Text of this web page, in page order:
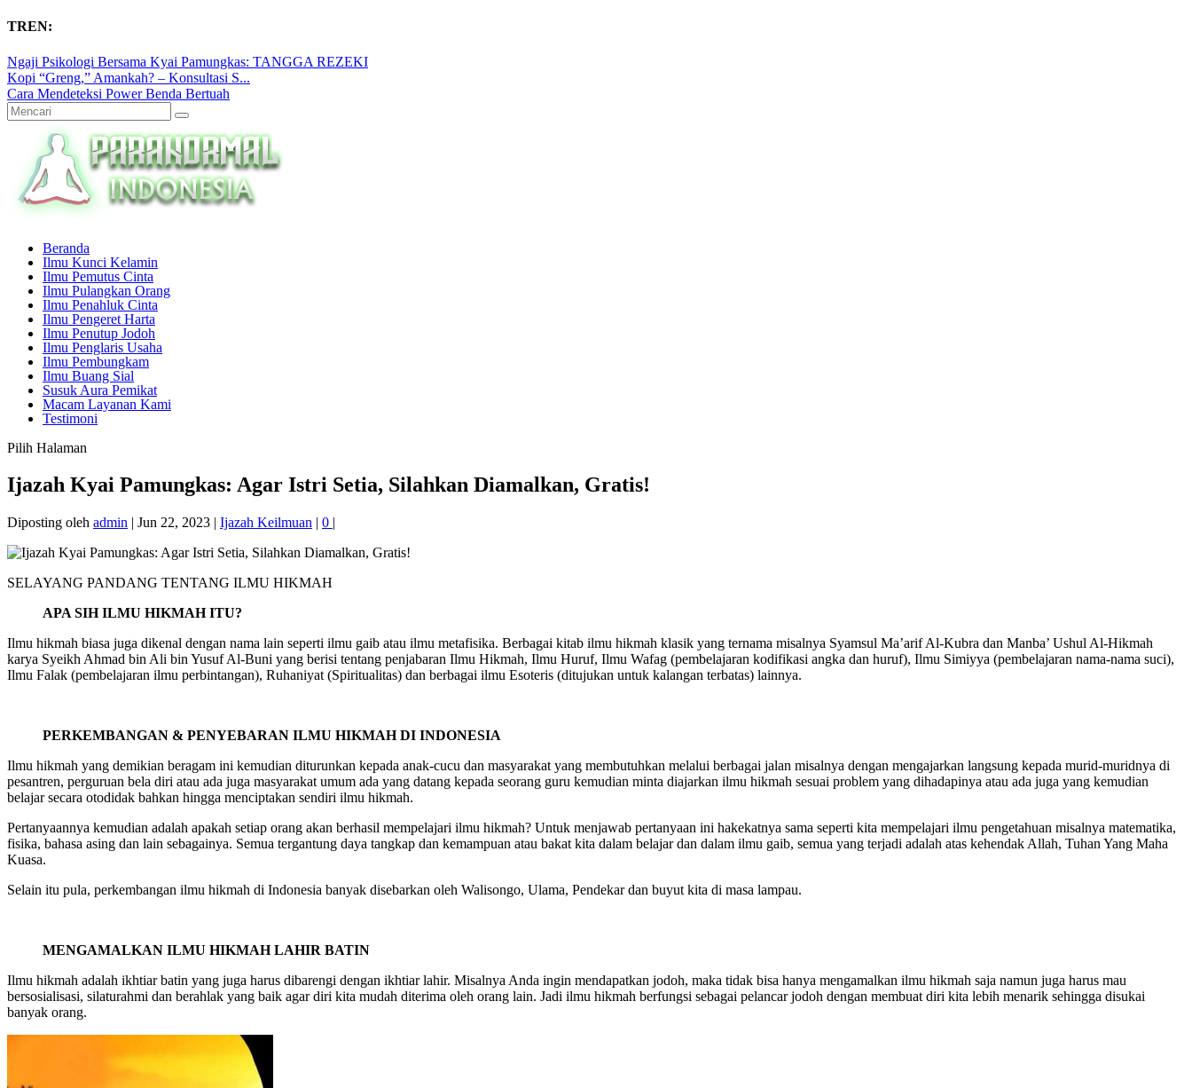
TREN:
Ngaji Psikologi Bersama Kyai Pamungkas: TANGGA REZEKI
Kopi “Greng,” Amankah? – Konsultasi S...
Cara Mendeteksi Power Benda Bertuah
Beranda
Ilmu Kunci Kelamin
Ilmu Pemutus Cinta
Ilmu Pulangkan Orang
Ilmu Penahluk Cinta
Ilmu Pengeret Harta
Ilmu Penutup Jodoh
Ilmu Penglaris Usaha
Ilmu Pembungkam
Ilmu Buang Sial
Susuk Aura Pemikat
Macam Layanan Kami
Testimoni
Pilih Halaman
Ijazah Kyai Pamungkas: Agar Istri Setia, Silahkan Diamalkan, Gratis!
Diposting oleh admin | Jun 22, 2023 | Ijazah Keilmuan | 0 |
SELAYANG PANDANG TENTANG ILMU HIKMAH
APA SIH ILMU HIKMAH ITU?
Ilmu hikmah biasa juga dikenal dengan nama lain seperti ilmu gaib atau ilmu metafisika. Berbagai kitab ilmu hikmah klasik yang ternama misalnya Syamsul Ma’arif Al-Kubra dan Manba’ Ushul Al-Hikmah
karya Syeikh Ahmad bin Ali bin Yusuf Al-Buni yang berisi tentang penjabaran Ilmu Hikmah, Ilmu Huruf, Ilmu Wafag (pembelajaran kodifikasi angka dan huruf), Ilmu Simiyya (pembelajaran nama-nama suci),
Ilmu Falak (pembelajaran ilmu perbintangan), Ruhaniyat (Spiritualitas) dan berbagai ilmu Esoteris (ditujukan untuk kalangan terbatas) lainnya.
PERKEMBANGAN & PENYEBARAN ILMU HIKMAH DI INDONESIA
Ilmu hikmah yang demikian beragam ini kemudian diturunkan kepada anak-cucu dan masyarakat yang membutuhkan melalui berbagai jalan misalnya dengan mengajarkan langsung kepada murid-muridnya di
pesantren, perguruan bela diri atau ada juga masyarakat umum ada yang datang kepada seorang guru kemudian minta diajarkan ilmu hikmah sesuai problem yang dihadapinya atau ada juga yang kemudian
belajar secara otodidak bahkan hingga menciptakan sendiri ilmu hikmah.
Pertanyaannya kemudian adalah apakah setiap orang akan berhasil mempelajari ilmu hikmah? Untuk menjawab pertanyaan ini hakekatnya sama seperti kita mempelajari ilmu pengetahuan misalnya matematika,
fisika, bahasa asing dan lain sebagainya. Semua tergantung daya tangkap dan kemampuan atau bakat kita dalam belajar dan dalam ilmu gaib, semua yang terjadi adalah atas kehendak Allah, Tuhan Yang Maha
Kuasa.
Selain itu pula, perkembangan ilmu hikmah di Indonesia banyak disebarkan oleh Walisongo, Ulama, Pendekar dan buyut kita di masa lampau.
MENGAMALKAN ILMU HIKMAH LAHIR BATIN
Ilmu hikmah adalah ikhtiar batin yang juga harus dibarengi dengan ikhtiar lahir. Misalnya Anda ingin mendapatkan jodoh, maka tidak bisa hanya mengamalkan ilmu hikmah saja namun juga harus mau
bersosialisasi, silaturahmi dan berahlak yang baik agar diri kita mudah diterima oleh orang lain. Jadi ilmu hikmah berfungsi sebagai pelancar jodoh dengan membuat diri kita lebih menarik sehingga disukai
banyak orang.